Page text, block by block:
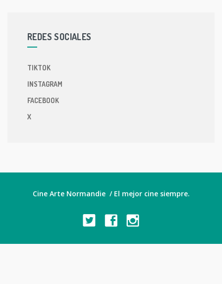
REDES SOCIALES
TIKTOK
INSTAGRAM
FACEBOOK
X
Cine Arte Normandie / El mejor cine siempre.